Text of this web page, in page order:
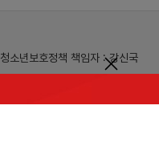
청소년보호정책 책임자 : 강신국